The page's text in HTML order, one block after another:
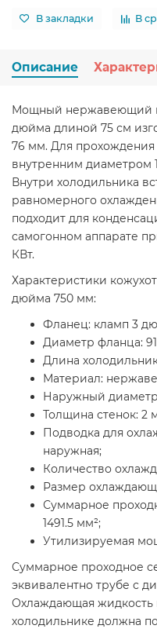
В закладки В
Описание
Мощный нержавеющий
дюйма длиной 75 см
76 мм. Для прохождения
внутренним диаметром
Внутри холодильника
равномерного
подходит для
самогонном аппарате
КВт.
Характеристики
дюйма 750 мм:
Фланец: кламп 3
Диаметр фланца:
Длина
Материал:
Наружный
Толщина стенок: 2
Подводка для
наружная;
Количество
Размер
Суммарное
1491.5 мм²;
Утилизируемая
Суммарное проходное
эквивалентно трубе с
Охлаждающая жидкость
холодильнике должна